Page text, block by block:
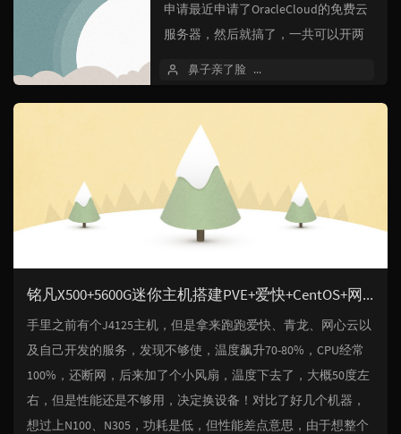
申请最近申请了OracleCloud的免费云
服务器，然后就搞了，一共可以开两
鼻子亲了脸
铭凡X500+5600G迷你主机搭建PVE+爱快+CentOS+网心云
手里之前有个J4125主机，但是拿来跑跑爱快、青龙、网心云以
及自己开发的服务，发现不够使，温度飙升70-80%，CPU经常
100%，还断网，后来加了个小风扇，温度下去了，大概50度左
右，但是性能还是不够用，决定换设备！对比了好几个机器，
想过上N100、N305，功耗是低，但性能差点意思，由于想整个